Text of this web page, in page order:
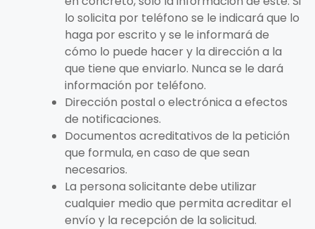
lo solicita por teléfono se le indicará que lo
haga por escrito y se le informará de
cómo lo puede hacer y la dirección a la
que tiene que enviarlo. Nunca se le dará
información por teléfono.
Dirección postal o electrónica a efectos
de notificaciones.
Documentos acreditativos de la petición
que formula, en caso de que sean
necesarios.
La persona solicitante debe utilizar
cualquier medio que permita acreditar el
envío y la recepción de la solicitud.